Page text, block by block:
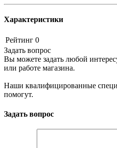
Характеристики
Рейтинг 0
Задать вопрос
Вы можете задать любой
или работе магазина.
Наши квалифицированные
помогут.
Задать вопрос